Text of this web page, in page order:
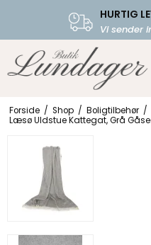
HURTIG
Vi sender
FRI
Forside / Shop / Boligtilbehør /
Læsø Uldstue Kattegat, Grå